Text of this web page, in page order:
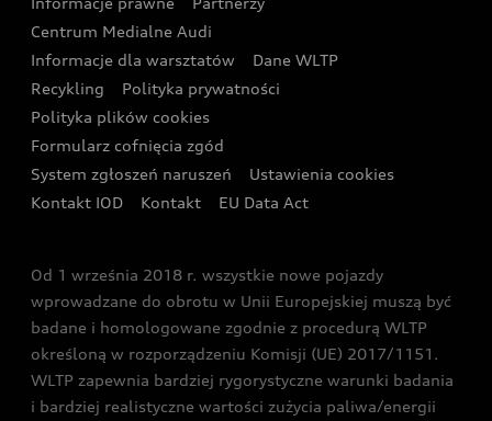
Oferta dla przedsiębiorców
Oferta dla klientów prywatnych
Kalkulator rat
Ubezpieczenie
Audi exclusive
Zasięg
Akcje serwisowe Audi
Katalog online akcesoriów
Audi i Muzeum Sztuki Nowoczesnej w Warszawie
Audi driving experience
Audi quattro Cup
Audi i Puchar Świata w Skokach Narciarskich w
Zakopanem
Centrum Medialne Audi
Informacje dla warsztatów
Dane WLTP
Recykling
Polityka prywatności
Polityka plików cookies
Formularz cofnięcia zgód
System zgłoszeń naruszeń
Ustawienia cookies
Kontakt IOD
Kontakt EU Data Act
Od 1 września 2018 r. wszystkie nowe pojazdy
wprowadzane do obrotu w Unii Europejskiej muszą być
badane i homologowane zgodnie z procedurą WLTP
określoną w rozporządzeniu Komisji (UE) 2017/1151.
WLTP zapewnia bardziej rygorystyczne warunki badania
i bardziej realistyczne wartości zużycia paliwa/energii